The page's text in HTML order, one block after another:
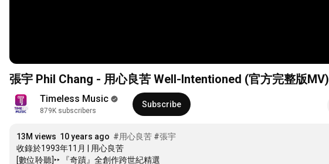
張宇 Phil Chang - 用心良苦 Well-Intentioned (官方完整版MV)
Timeless Music
879K subscribers
Subscribe
13M views 10 years ago #用心良苦 #張宇
收錄於1993年11月 | 用心良苦